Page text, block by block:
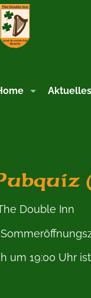
Aktuelles
Double Inn
um 19:00 Uhr